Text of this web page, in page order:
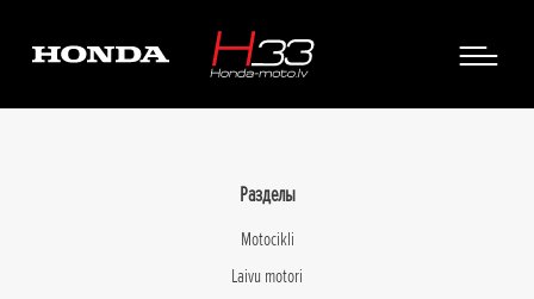
Разделы
Motocikli
Laivu motori